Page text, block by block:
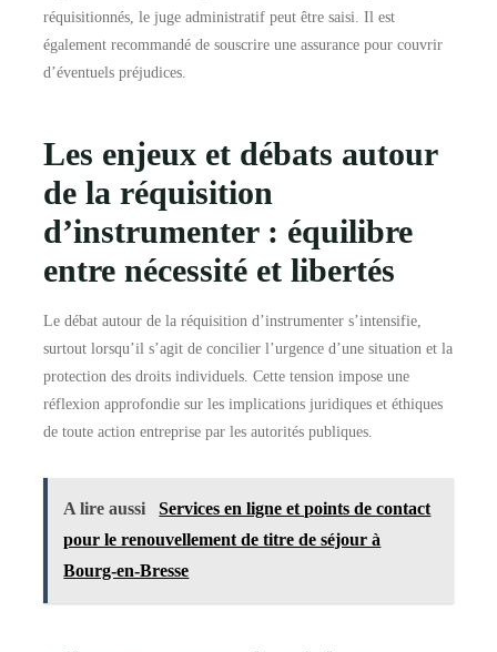
réquisitionnés, le juge administratif peut être saisi. Il est
également recommandé de souscrire une assurance pour couvrir
d’éventuels préjudices.
Les enjeux et débats autour
de la réquisition
d’instrumenter : équilibre
entre nécessité et libertés
Le débat autour de la réquisition d’instrumenter s’intensifie,
surtout lorsqu’il s’agit de concilier l’urgence d’une situation et la
protection des droits individuels. Cette tension impose une
réflexion approfondie sur les implications juridiques et éthiques
de toute action entreprise par les autorités publiques.
A lire aussi
Services en ligne et points de contact
pour le renouvellement de titre de séjour à
Bourg-en-Bresse